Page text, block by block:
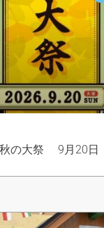
の大祭 9月20日